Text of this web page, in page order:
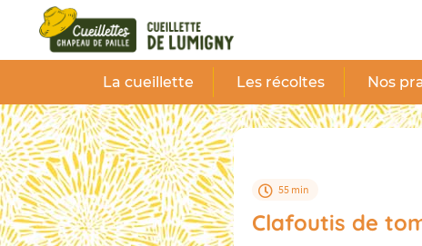
La cueillette Les récoltes Nos
55 min
Clafoutis de
Panneau de gestion des cookies